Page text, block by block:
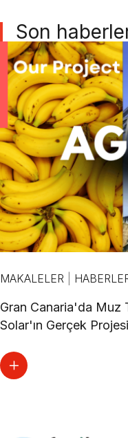
Son
MAKALELER
Gran Canaria'da Muz
Solar'ın Gerçek Projesi